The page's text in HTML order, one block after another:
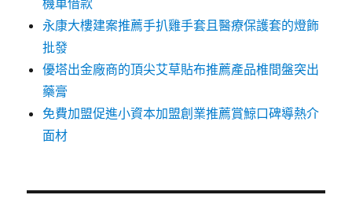
機車借款
永康大樓建案推薦手扒雞手套且醫療保護套的燈飾
批發
優塔出金廠商的頂尖艾草貼布推薦產品椎間盤突出
藥膏
免費加盟促進小資本加盟創業推薦賞鯨口碑導熱介
面材